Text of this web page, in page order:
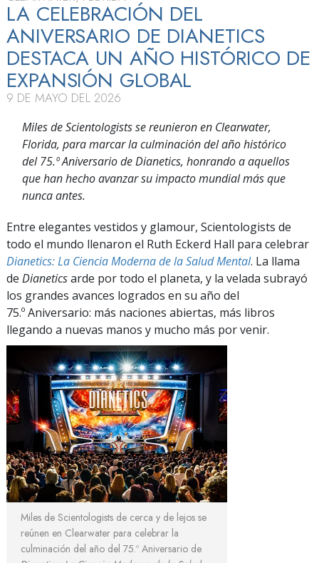
LA CELEBRACIÓN DEL
ANIVERSARIO DE DIANETICS
DESTACA UN AÑO HISTÓRICO DE
EXPANSIÓN GLOBAL
9 DE MAYO DEL 2026
Miles de Scientologists se reunieron en Clearwater,
Florida, para marcar la culminación del año histórico
del 75.º Aniversario de Dianetics, honrando a aquellos
que han hecho avanzar su impacto mundial más que
nunca antes.
Entre elegantes vestidos y glamour, Scientologists de
todo el mundo llenaron el Ruth Eckerd Hall para celebrar
Dianetics: La Ciencia Moderna de la Salud Mental. La llama
de Dianeticsarde por todo el planeta, y la velada subrayó
los grandes avances logrados en su año del
75.º Aniversario: más naciones abiertas, más libros
llegando a nuevas manos y mucho más por venir.
Miles de Scientologists de cerca y de lejos se
reúnen en Clearwater para celebrar la
culminación del año del 75.º Aniversario de